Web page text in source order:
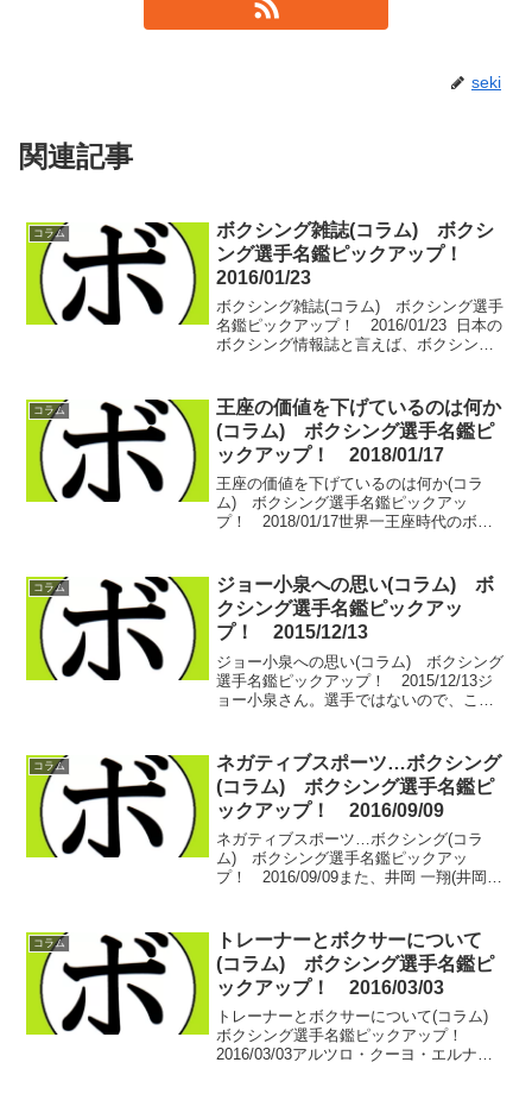
seki
関連記事
コラム
ボクシング雑誌(コラム) ボクシ
ング選手名鑑ピックアップ！
2016/01/23
ボクシング雑誌(コラム) ボクシング選手
名鑑ピックアップ！ 2016/01/23 日本の
ボクシング情報誌と言えば、ボクシング
ート派か…っていうのはファンでも分
か...
コラム
王座の価値を下げているのは何か
(コラム) ボクシング選手名鑑ピ
ックアップ！ 2018/01/17
王座の価値を下げているのは何か(コラ
ム) ボクシング選手名鑑ピックアッ
プ！ 2018/01/17世界一王座時代のボク
をつつくようにボクシングがけなされ
る。昔はそうじゃな...
コラム
ジョー小泉への思い(コラム) ボ
クシング選手名鑑ピックアッ
プ！ 2015/12/13
ジョー小泉への思い(コラム) ボクシング
選手名鑑ピックアップ！ 2015/12/13ジ
ョー小泉さん。選手ではないので、この
かないといけないと思ったので…。マッ
チメーカー...
コラム
ネガティブスポーツ…ボクシング
(コラム) ボクシング選手名鑑ピ
ックアップ！ 2016/09/09
ネガティブスポーツ…ボクシング(コラ
ム) ボクシング選手名鑑ピックアッ
プ！ 2016/09/09また、井岡 一翔(井岡)
ら、どうしても名前が多く出てきてしま
う。WBA...
コラム
トレーナーとボクサーについて
(コラム) ボクシング選手名鑑ピ
ックアップ！ 2016/03/03
トレーナーとボクサーについて(コラム)
ボクシング選手名鑑ピックアップ！
2016/03/03アルツロ・クーヨ・エルナン